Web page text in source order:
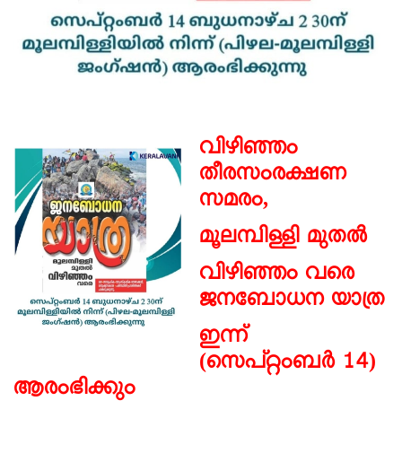
വിഴിഞ്ഞം
തീരസംരക്ഷണ
സമരം,
മൂലമ്പിള്ളി മുതൽ
വിഴിഞ്ഞം വരെ
ജനബോധന യാത്ര
ഇന്ന്
(സെപ്റ്റംബർ 14)
ആരംഭിക്കും